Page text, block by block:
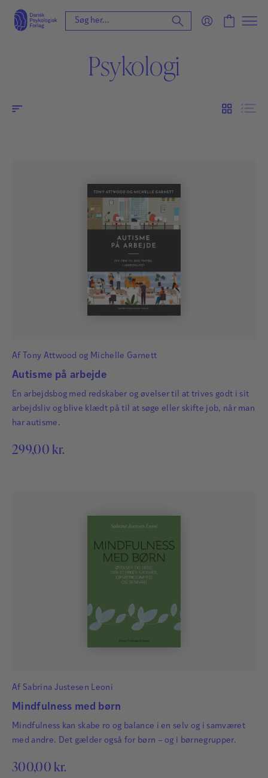
Psykologi
Af Tony Attwood og Michelle Garnett
Autisme på arbejde
En arbejdsbog med redskaber og øvelser til at trives godt i sit
arbejdsliv og blive klædt på til at søge eller skifte job, når man
har autisme.
299,00 kr.
Af Sabrina Justesen Leoni
Mindfulness med børn
Mindfulness kan skabe ro og balance i en selv og i samværet
med andre. Det gælder også for børn – og i børnegrupper.
300,00 kr.